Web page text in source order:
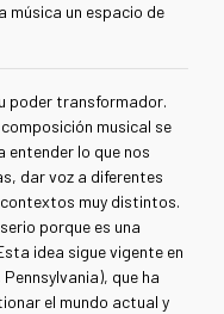
música un espacio de
poder transformador.
musical se
entender lo que nos
dar voz a diferentes
muy distintos.
porque es una
idea sigue vigente en
Pennsylvania), que ha
el mundo actual y